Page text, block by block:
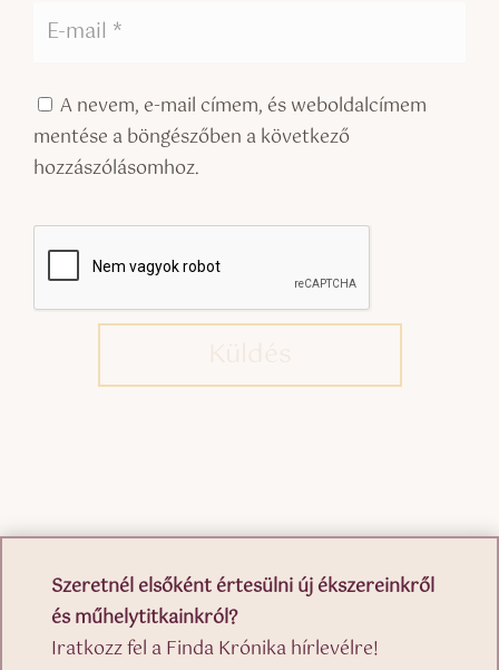
A nevem, e-mail címem, és weboldalcímem
mentése a böngészőben a következő
hozzászólásomhoz.
Szeretnél elsőként értesülni új ékszereinkről
és műhelytitkainkról?
Iratkozz fel a Finda Krónika hírlevélre!